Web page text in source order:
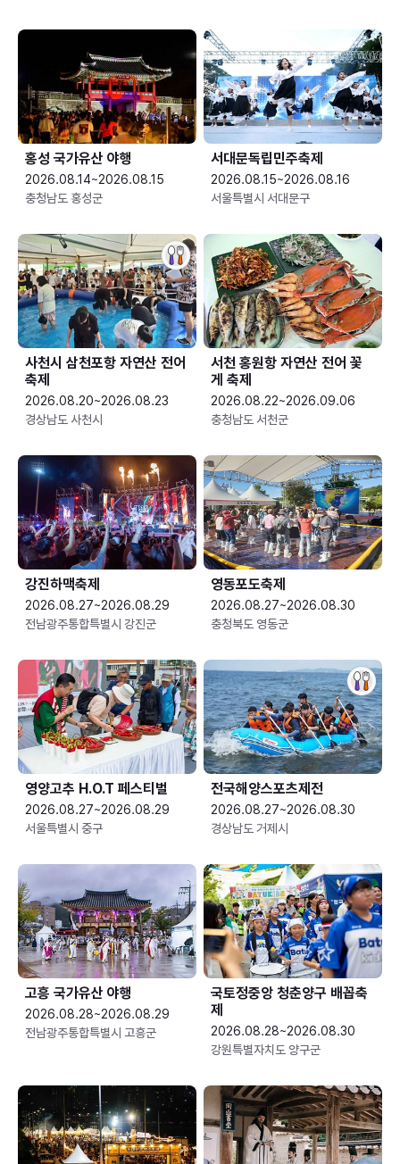
홍성 국가유산 야행
2026.08.14~2026.08.15
충청남도 홍성군
서대문독립민주축제
2026.08.15~2026.08.16
서울특별시 서대문구
사천시 삼천포항 자연산 전어
축제
2026.08.20~2026.08.23
경상남도 사천시
서천 홍원항 자연산 전어 꽃
게 축제
2026.08.22~2026.09.06
충청남도 서천군
강진하맥축제
2026.08.27~2026.08.29
전남광주통합특별시 강진군
영동포도축제
2026.08.27~2026.08.30
충청북도 영동군
영양고추 H.O.T 페스티벌
2026.08.27~2026.08.29
서울특별시 중구
전국해양스포츠제전
2026.08.27~2026.08.30
경상남도 거제시
고흥 국가유산 야행
2026.08.28~2026.08.29
전남광주통합특별시 고흥군
국토정중앙 청춘양구 배꼽축
제
2026.08.28~2026.08.30
강원특별자치도 양구군